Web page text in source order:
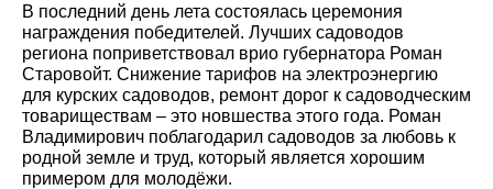
В последний день лета состоялась церемония
награждения победителей. Лучших садоводов
региона поприветствовал врио губернатора Роман
Старовойт. Снижение тарифов на электроэнергию
для курских садоводов, ремонт дорог к садоводческим
товариществам – это новшества этого года. Роман
Владимирович поблагодарил садоводов за любовь к
родной земле и труд, который является хорошим
примером для молодёжи.